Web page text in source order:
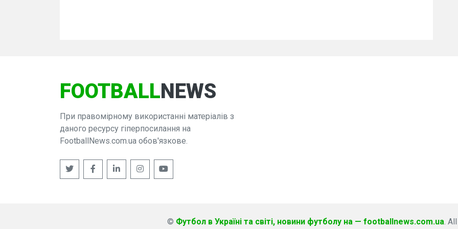
FOOTBALLNEWS
При правомірному використанні матеріалів з
даного ресурсу гіперпосилання на
FootballNews.com.ua обов'язкове.
© Футбол в Україні та світі, новини футболу на — footballnews.com.ua.